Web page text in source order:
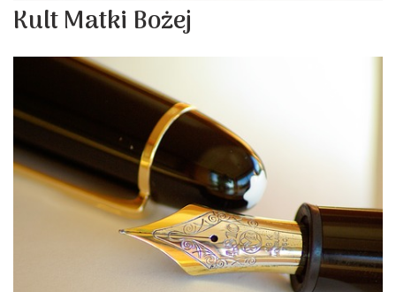
Kult Matki Bożej